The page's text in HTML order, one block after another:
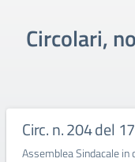
Circolari,
Circ. n. 204 del
Assemblea Sindacale